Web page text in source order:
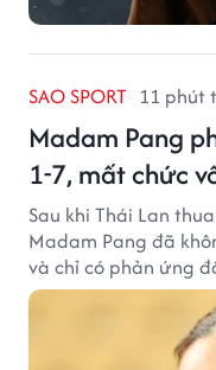
SAO SPORT 11 phút
Madam Pang
1-7, mất chức
Sau khi Thái Lan
Madam Pang đã
và chỉ có phản ứng